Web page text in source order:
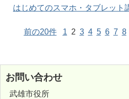
はじめてのスマホ・タブレット
前の20件 1 2 3 4 5 6 7 8
お問い合わせ
武雄市役所